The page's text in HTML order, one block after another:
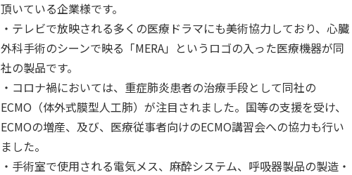
頂いている企業様です。
・テレビで放映される多くの医療ドラマにも美術協力しており、心臓
外科手術のシーンで映る「MERA」というロゴの入った医療機器が同
社の製品です。
・コロナ禍においては、重症肺炎患者の治療手段として同社の
ECMO（体外式膜型人工肺）が注目されました。国等の支援を受け、
ECMOの増産、及び、医療従事者向けのECMO講習会への協力も行い
ました。
・手術室で使用される電気メス、麻酔システム、呼吸器製品の製造・